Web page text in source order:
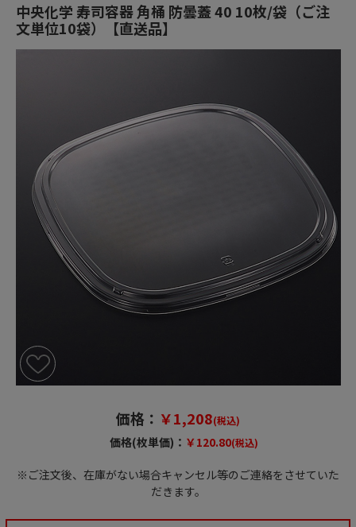
中央化学 寿司容器 角桶 防曇蓋 40 10枚/袋（ご注
文単位10袋）【直送品】
価格： ￥1,208(税込)
価格(枚単価)： ￥120.80(税込)
※ご注文後、在庫がない場合キャンセル等のご連絡をさせていた
だきます。